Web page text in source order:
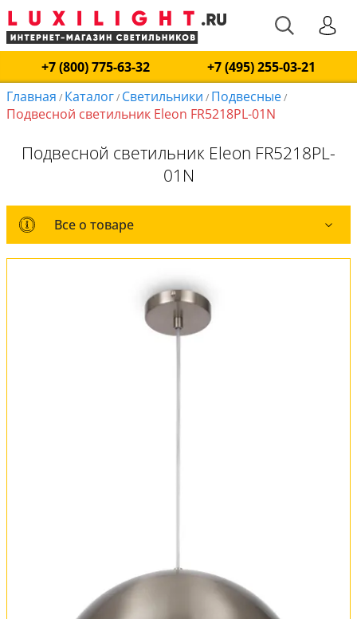
+7 (800) 775-63-32
+7 (495) 255-03-21
Главная / Каталог/ Светильники / Подвесные/
Подвесной светильник Eleon FR5218PL-01N
Подвесной светильник Eleon FR5218PL-
01N
Все о товаре
Все о товаре
Комплект лампочек